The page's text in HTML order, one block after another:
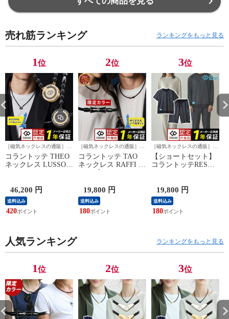
売れ筋ランキング ランキングをもっと見る
1位
［磁気ネックレスの通販］ほ
ぐしやLABO
コラントッテ THEO
ネックレス LUSSO
46,200 円
送料込み
420
2位
［磁気ネックレスの通販］ほ
ぐしやLABO
コラントッテ TAO
ネックレス RAFFI マ
19,800 円
送料込み
180
3位
［磁気ネックレスの通販］ほ
ぐしやLABO
【ショートセット】
コラントッテRESNO
パンツ 父の日
19,800 円
送料込み
180
人気ランキング ランキングをもっと見る
1位 2位 3位